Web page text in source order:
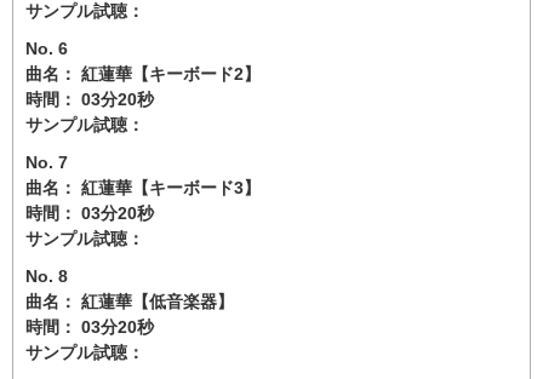
サンプル試聴：
No. 6
曲名： 紅蓮華【キーボード2】
時間： 03分20秒
サンプル試聴：
No. 7
曲名： 紅蓮華【キーボード3】
時間： 03分20秒
サンプル試聴：
No. 8
曲名： 紅蓮華【低音楽器】
時間： 03分20秒
サンプル試聴：